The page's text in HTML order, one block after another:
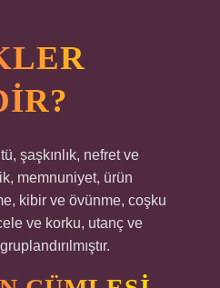
şaşkınlık, nefret ve
memnuniyet, ürün
kibir ve övünme, coşku
ve korku, utanç ve